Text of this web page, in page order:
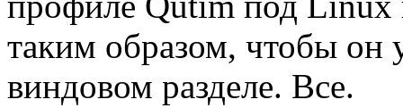
таким образом, чтобы он
виндовом разделе. Все.